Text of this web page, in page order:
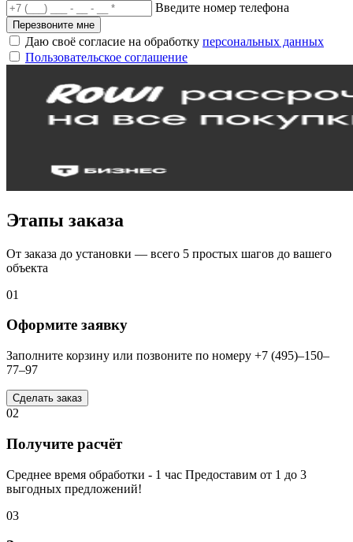
Введите номер телефона
Перезвоните мне
Даю своё согласие на обработку персональных данных
Пользовательское соглашение
Этапы заказа
От заказа до установки — всего 5 простых шагов до вашего
объекта
01
Оформите заявку
Заполните корзину или позвоните по номеру +7 (495)–150–
77–97
Сделать заказ
02
Получите расчёт
Среднее время обработки - 1 час Предоставим от 1 до 3
выгодных предложений!
03